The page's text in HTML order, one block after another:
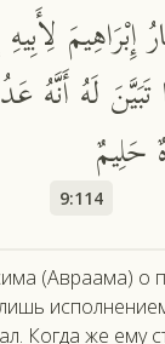
إِبْرَاهِيمَ
لَهُ أَنَّهُ
حَلِيمٌ
9:114
(Авраама) о
Когда же ему